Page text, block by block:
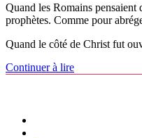
Quand les Romains
prophètes. Comme pour
Quand le côté de Christ fut
Continuer à lire